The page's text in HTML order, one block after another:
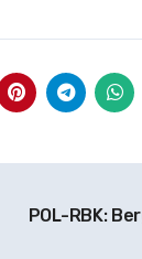
POL-RBK: